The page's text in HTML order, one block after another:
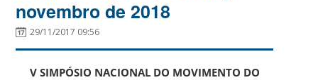
novembro de 2018
29/11/2017 09:56
V SIMPÓSIO NACIONAL DO MOVIMENTO DO